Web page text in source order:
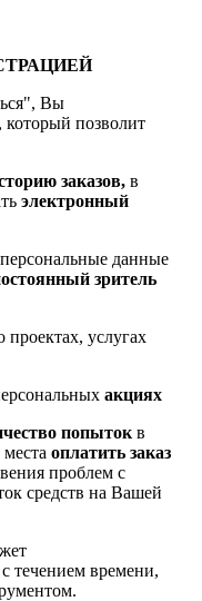
Вы
, который позволит
заказов, в
электронный
данные
зритель
проектах, услугах
акциях
попыток в
оплатить заказ
проблем с
средств на Вашей
течением времени,